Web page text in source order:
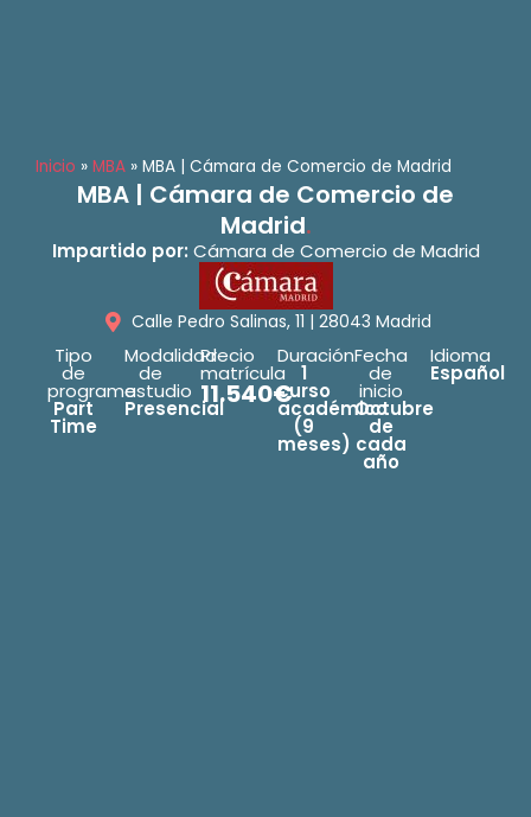
Inicio » MBA » MBA | Cámara de Comercio de Madrid
MBA | Cámara de Comercio de
Madrid.
Impartido por: Cámara de Comercio de Madrid
Calle Pedro Salinas, 11 | 28043 Madrid
Tipo
de
programa
Part
Time
Modalidad
de
estudio
Presencial
Precio
matrícula
11.540€
Duración
1
curso
académico
(9
meses)
Fecha
de
inicio
Octubre
de
cada
año
Idioma
Español